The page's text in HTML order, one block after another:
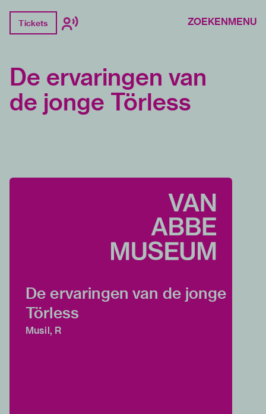
Tickets ZOEKENMENU
De ervaringen van
de jonge Törless
De ervaringen van de jonge
Törless
Musil, R